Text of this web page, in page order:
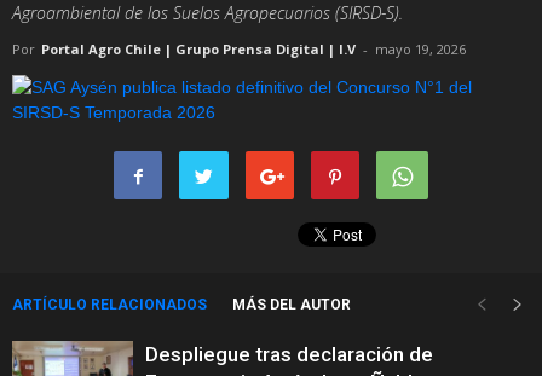
Agroambiental de los Suelos Agropecuarios (SIRSD-S).
Por Portal Agro Chile | Grupo Prensa Digital | I.V - mayo 19, 2026
ARTÍCULO RELACIONADOS MÁS DEL AUTOR
Despliegue tras declaración de